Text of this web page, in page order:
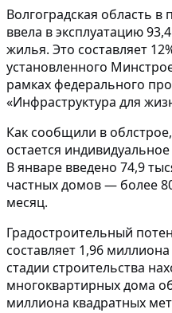
Волгоградская область
ввела в эксплуатацию
жилья. Это составляет
установленного
рамках федерального
«Инфраструктура для
Как сообщили в
остается
В январе введено 74,9
частных домов — более
месяц.
Градостроительный
составляет 1,96
стадии строительства
многоквартирных дома
миллиона квадратных